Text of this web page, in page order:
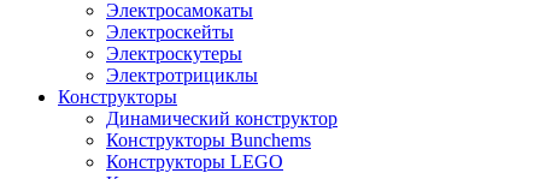
Электросамокаты
Электроскейты
Электроскутеры
Электротрициклы
Конструкторы
Динамический конструктор
Конструкторы Bunchems
Конструкторы LEGO